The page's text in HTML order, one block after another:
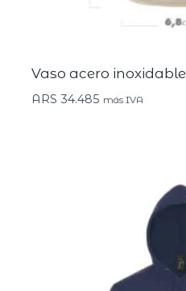
Vaso acero
ARS 34.485 más IVA